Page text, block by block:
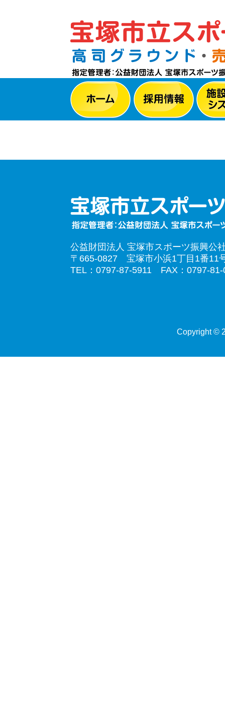
公益財団法人 宝塚市スポーツ振興公
〒665-0827 宝塚市小浜1丁目1番11
TEL：0797-87-5911 FAX：0797-81-
Copyright ©